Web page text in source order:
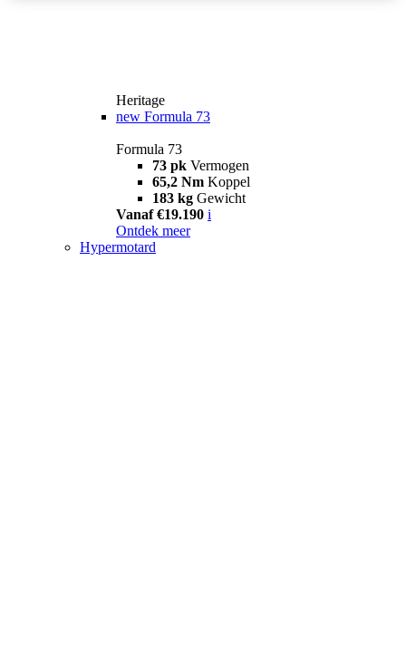
Heritage
new Formula 73
Formula 73
73 pk Vermogen
65,2 Nm Koppel
183 kg Gewicht
Vanaf €19.190 i
Ontdek meer
Hypermotard